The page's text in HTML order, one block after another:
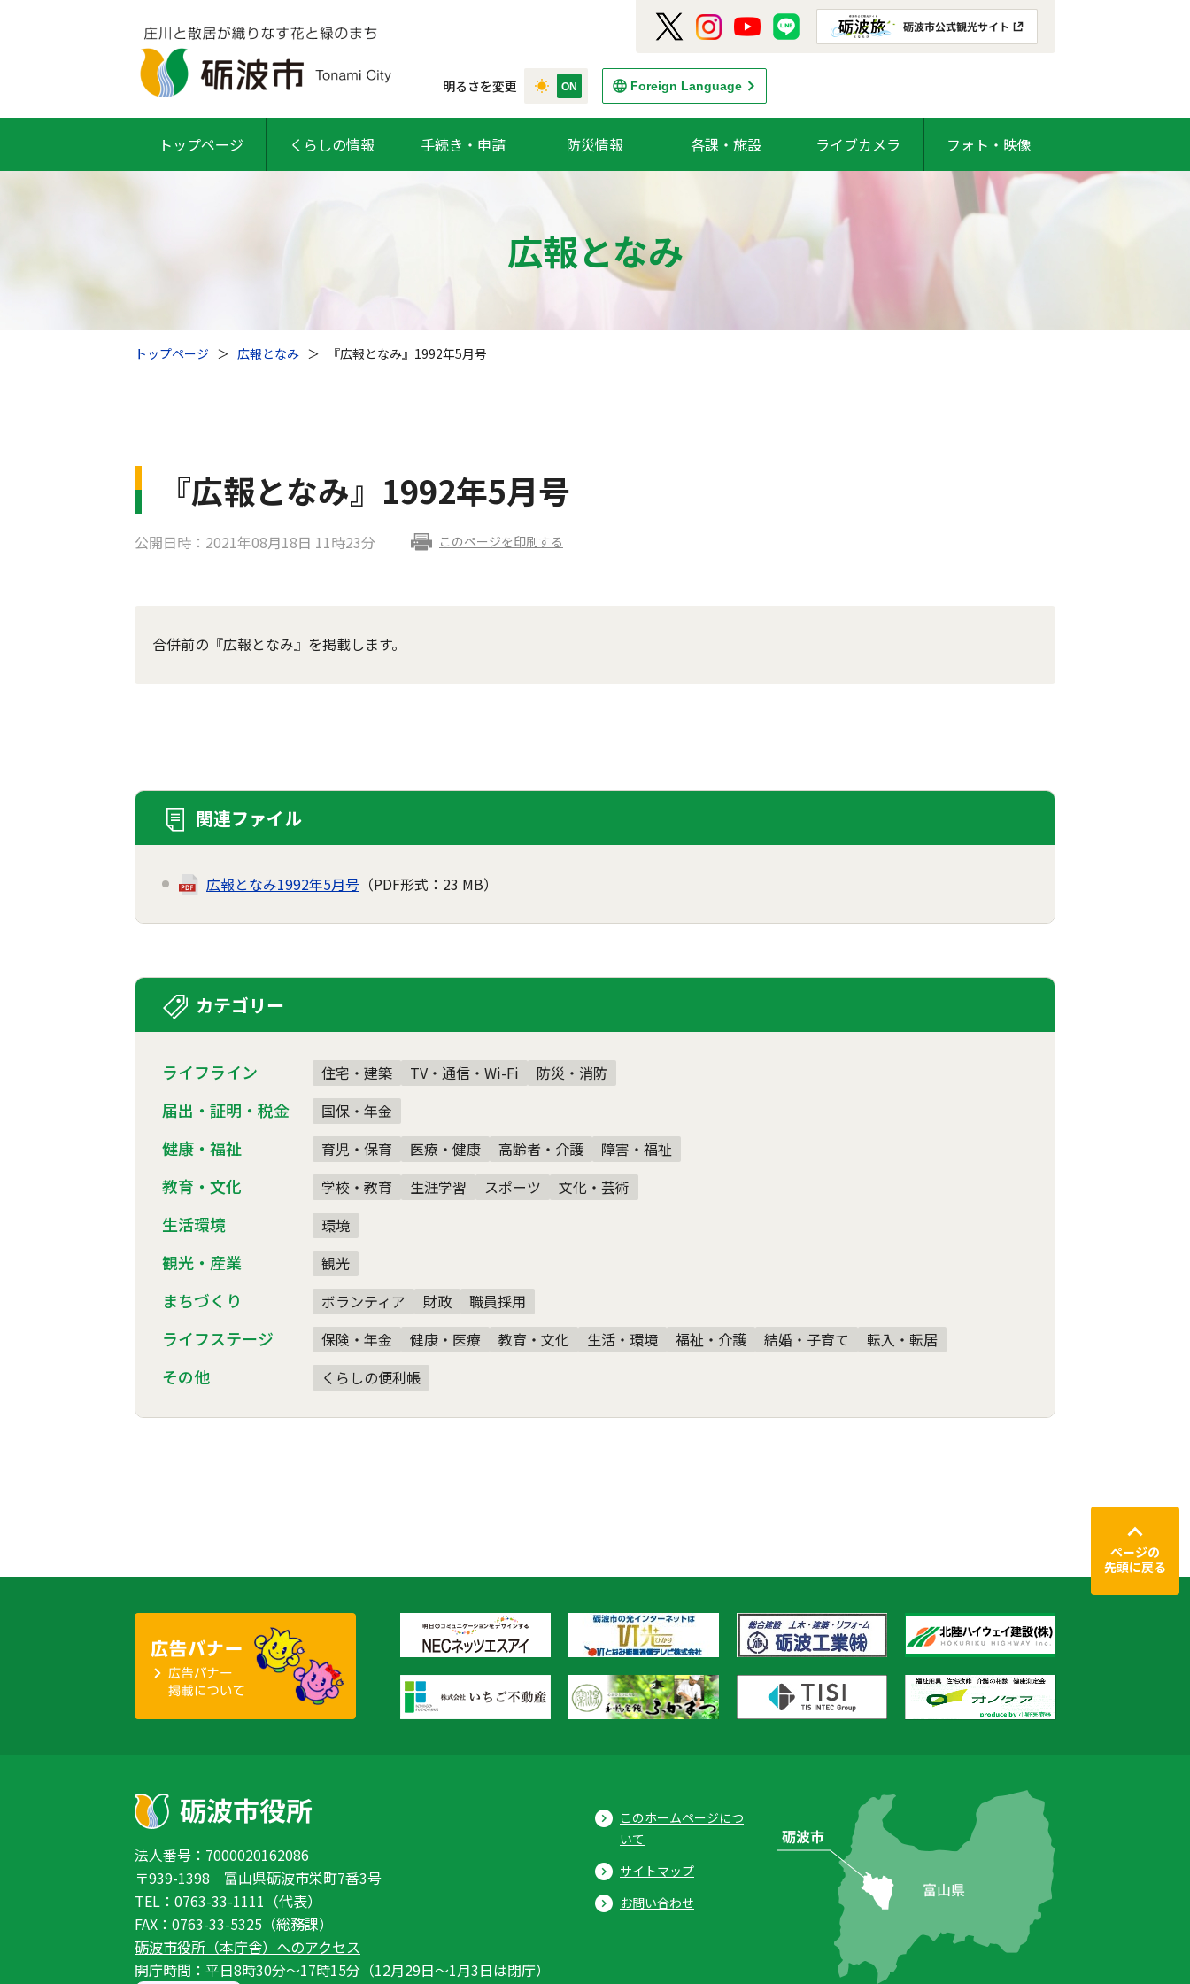
明るさを変更 Foreign Language
トップページ くらしの情報 手続き・申請 防災情報 各課・施設 ライブカメラ フォト・映像
広報となみ
トップページ ＞ 広報となみ ＞ 『広報となみ』1992年5月号
『広報となみ』1992年5月号
公開日時：2021年08月18日 11時23分 このページを印刷する
合併前の『広報となみ』を掲載します。
関連ファイル
広報となみ1992年5月号 （PDF形式：23 MB）
カテゴリー
ライフライン 住宅・建築 TV・通信・Wi-Fi 防災・消防
届出・証明・税金 国保・年金
健康・福祉 育児・保育 医療・健康 高齢者・介護 障害・福祉
教育・文化 学校・教育 生涯学習 スポーツ 文化・芸術
生活環境 環境
観光・産業 観光
まちづくり ボランティア 財政 職員採用
ライフステージ 保険・年金 健康・医療 教育・文化 生活・環境 福祉・介護 結婚・子育て 転入・転居
その他 くらしの便利帳
ページの
先頭に戻る
法人番号：7000020162086
〒939-1398 富山県砺波市栄町7番3号
TEL：0763-33-1111（代表）
FAX：0763-33-5325（総務課）
砺波市役所（本庁舎）へのアクセス
開庁時間：平日8時30分〜17時15分（12月29日〜1月3日は閉庁）
このホームページにつ
いて
サイトマップ
お問い合わせ